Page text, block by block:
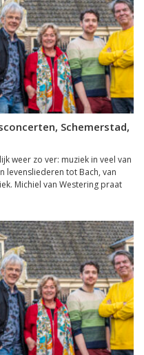
Schemerstad,
weer zo ver: muziek in veel van
levensliederen tot Bach, van
Michiel van Westering praat